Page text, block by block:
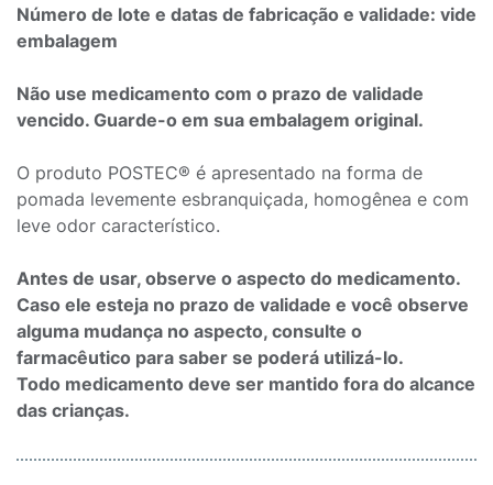
Número de lote e datas de fabricação e validade: vide
embalagem
Não use medicamento com o prazo de validade
vencido. Guarde-o em sua embalagem original.
O produto POSTEC® é apresentado na forma de
pomada levemente esbranquiçada, homogênea e com
leve odor característico.
Antes de usar, observe o aspecto do medicamento.
Caso ele esteja no prazo de validade e você observe
alguma mudança no aspecto, consulte o
farmacêutico para saber se poderá utilizá-lo.
Todo medicamento deve ser mantido fora do alcance
das crianças.